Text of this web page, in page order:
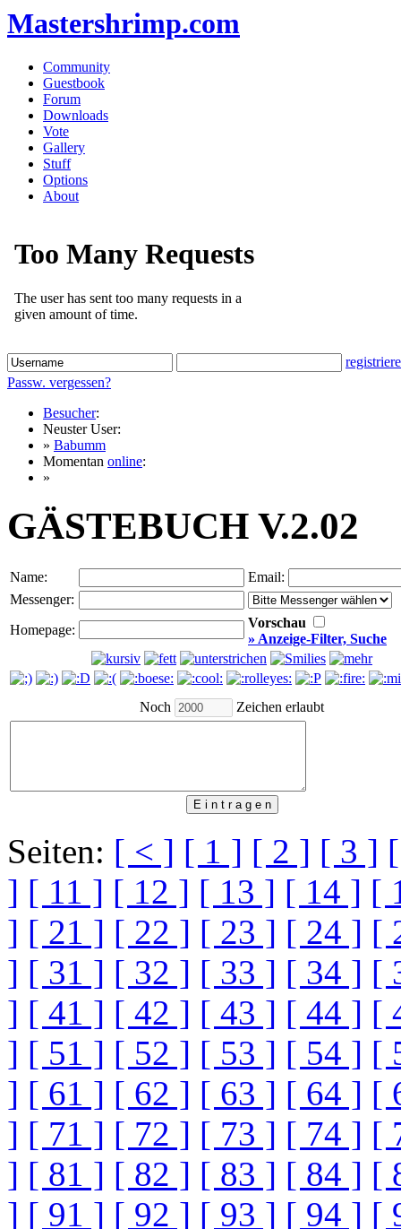
Mastershrimp.com
Community
Guestbook
Forum
Downloads
Vote
Gallery
Stuff
Options
About
Passw. vergessen?
Besucher:
Neuster User:
» Babumm
Momentan online:
»
GÄSTEBUCH V.2.02
Name:
Email:
Messenger:
Homepage:
Vorschau
» Anzeige-Filter, Suche
Noch Zeichen erlaubt
Seiten: [ < ] [ 1 ] [ 2 ] [ 3 ]
] [ 11 ] [ 12 ] [ 13 ] [ 14 ] [
] [ 21 ] [ 22 ] [ 23 ] [ 24 ] [
] [ 31 ] [ 32 ] [ 33 ] [ 34 ] [
] [ 41 ] [ 42 ] [ 43 ] [ 44 ] [
] [ 51 ] [ 52 ] [ 53 ] [ 54 ] [
] [ 61 ] [ 62 ] [ 63 ] [ 64 ] [
] [ 71 ] [ 72 ] [ 73 ] [ 74 ] [
] [ 81 ] [ 82 ] [ 83 ] [ 84 ] [
] [ 91 ] [ 92 ] [ 93 ] [ 94 ] [